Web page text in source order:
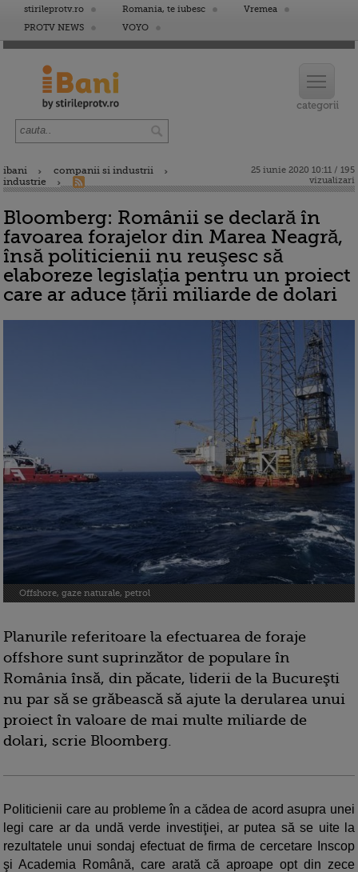
stirileprotv.ro Romania, te iubesc
Vremea
PROTV NEWS
VOYO
ibani
companii si industrii
industrie
25 iunie 2020 10:11 / 195
vizualizari
Bloomberg: Românii se declară în
favoarea forajelor din Marea Neagră,
însă politicienii nu reuşesc să
elaboreze legislaţia pentru un proiect
care ar aduce țării miliarde de dolari
Offshore, gaze naturale, petrol
Planurile referitoare la efectuarea de foraje
offshore sunt suprinzător de populare în
România însă, din păcate, liderii de la Bucureşti
nu par să se grăbească să ajute la derularea unui
proiect în valoare de mai multe miliarde de
dolari, scrie Bloomberg.
Politicienii care au probleme în a cădea de acord asupra unei
legi care ar da undă verde investiţiei, ar putea să se uite la
rezultatele unui sondaj efectuat de firma de cercetare Inscop
şi Academia Română, care arată că aproape opt din zece